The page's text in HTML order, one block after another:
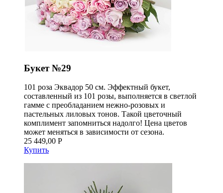
Букет №29
101 роза Эквадор 50 см. Эффектный букет,
составленный из 101 розы, выполняется в светлой
гамме с преобладанием нежно-розовых и
пастельных лиловых тонов. Такой цветочный
комплимент запомниться надолго! Цена цветов
может меняться в зависимости от сезона.
25 449,00 Р
Купить